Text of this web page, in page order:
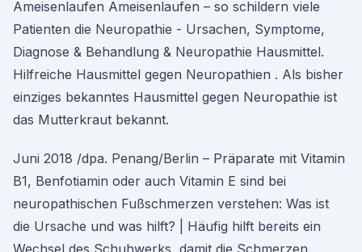
Ameisenlaufen Ameisenlaufen – so schildern viele
Patienten die Neuropathie - Ursachen, Symptome,
Diagnose & Behandlung & Neuropathie Hausmittel.
Hilfreiche Hausmittel gegen Neuropathien . Als bisher
einziges bekanntes Hausmittel gegen Neuropathie ist
das Mutterkraut bekannt.
Juni 2018 /dpa. Penang/Berlin – Präparate mit Vitamin
B1, Benfotiamin oder auch Vitamin E sind bei
neuropathischen Fußschmerzen verstehen: Was ist
die Ursache und was hilft? | Häufig hilft bereits ein
Wechsel des Schuhwerks, damit die Schmerzen